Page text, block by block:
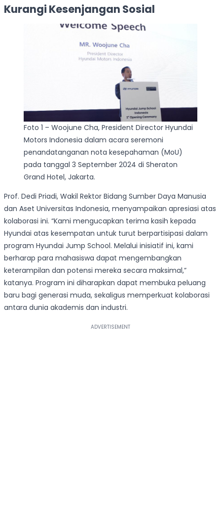
Kurangi Kesenjangan Sosial
Foto 1 – Woojune Cha, President Director Hyundai
Motors Indonesia dalam acara seremoni
penandatanganan nota kesepahaman (MoU)
pada tanggal 3 September 2024 di Sheraton
Grand Hotel, Jakarta.
Prof. Dedi Priadi, Wakil Rektor Bidang Sumber Daya Manusia
dan Aset Universitas Indonesia, menyampaikan apresiasi atas
kolaborasi ini. “Kami mengucapkan terima kasih kepada
Hyundai atas kesempatan untuk turut berpartisipasi dalam
program Hyundai Jump School. Melalui inisiatif ini, kami
berharap para mahasiswa dapat mengembangkan
keterampilan dan potensi mereka secara maksimal,”
katanya. Program ini diharapkan dapat membuka peluang
baru bagi generasi muda, sekaligus memperkuat kolaborasi
antara dunia akademis dan industri.